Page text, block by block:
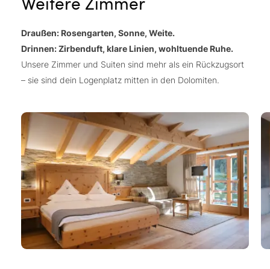
Draußen: Rosengarten, Sonne, Weite.
Drinnen: Zirbenduft, klare Linien, wohltuende Ruhe.
Unsere Zimmer und Suiten sind mehr als ein Rückzugsort
– sie sind dein Logenplatz mitten in den Dolomiten.